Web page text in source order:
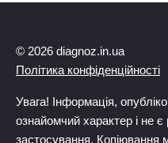
© 2026 diagnoz.in.ua
Політика конфіденційності
Увага! Інформація,
ознайомчий характер і не
застосування. Копіювання